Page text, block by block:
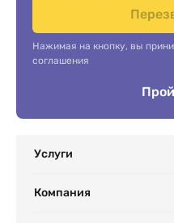
Нажимая на кнопку, вы
соглашения
Услуги
Компания